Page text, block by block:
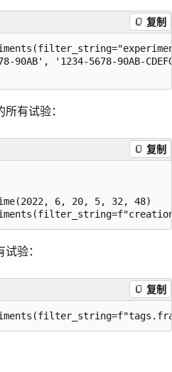
复制
90AB', '1234-5678-90AB-
有试验：
复制
6, 20, 5, 32, 48)
验：
复制